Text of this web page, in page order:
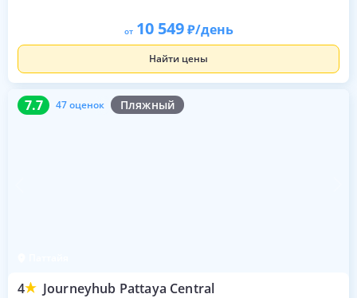
от 10 549 /день
Найти цены
7.7 47 оценок Пляжный
4 Journeyhub Pattaya Central
7.7 47 оценок